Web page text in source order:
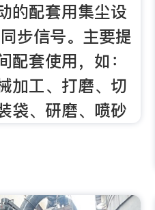
的配套用集尘设
步信号。主要提
配套使用，如：
加工、打磨、切
袋、研磨、喷砂